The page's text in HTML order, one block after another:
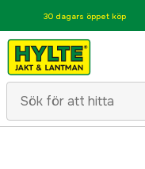
30 dagars öppet köp